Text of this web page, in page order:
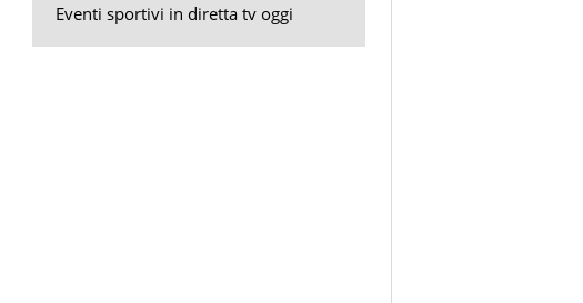
Eventi sportivi in diretta tv oggi